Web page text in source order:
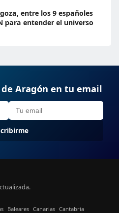
entre los 9 españoles
para entender el universo
Aragón en tu email
Baleares Canarias Cantabria